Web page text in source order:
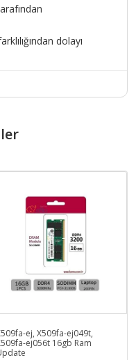
dolayı
ej, X509fa-ej049t,
ej056t 16gb Ram